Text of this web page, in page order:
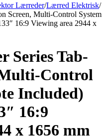
Lærreder/Lærred Elektrisk/
Screen, Multi-Control System
16:9 Viewing area 2944 x
Series Tab-
Control
Included)
16:9
x 1656 mm